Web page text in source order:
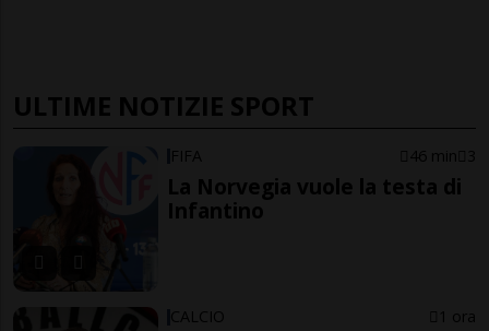
ULTIME NOTIZIE SPORT
FIFA 46 min 3
La Norvegia vuole la testa di
Infantino
CALCIO 1 ora